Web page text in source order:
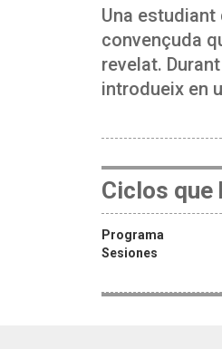
Una estudiant
convençuda
revelat.
introdueix en
Ciclos que
Programa
Sesiones